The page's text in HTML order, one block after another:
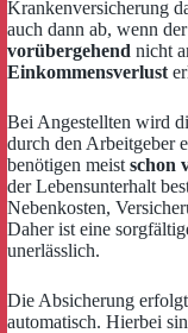
Krankenversicherung
auch dann ab, wenn
vorübergehend nicht
Einkommensverlust
Bei Angestellten wird
durch den Arbeitgeber
benötigen meist schon
der Lebensunterhalt
Nebenkosten,
Daher ist eine
unerlässlich.
Die Absicherung
automatisch. Hierbei